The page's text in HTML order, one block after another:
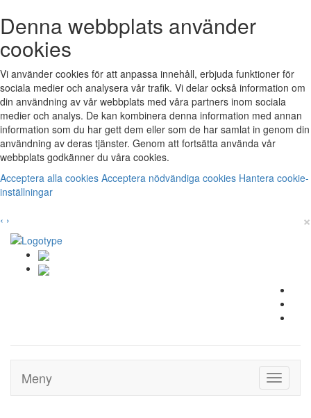
Denna webbplats använder
cookies
Vi använder cookies för att anpassa innehåll, erbjuda funktioner för
sociala medier och analysera vår trafik. Vi delar också information om
din användning av vår webbplats med våra partners inom sociala
medier och analys. De kan kombinera denna information med annan
information som du har gett dem eller som de har samlat in genom din
användning av deras tjänster. Genom att fortsätta använda vår
webbplats godkänner du våra cookies.
Acceptera alla cookies Acceptera nödvändiga cookies Hantera cookie-
inställningar
‹ › ×
Toggle
Meny